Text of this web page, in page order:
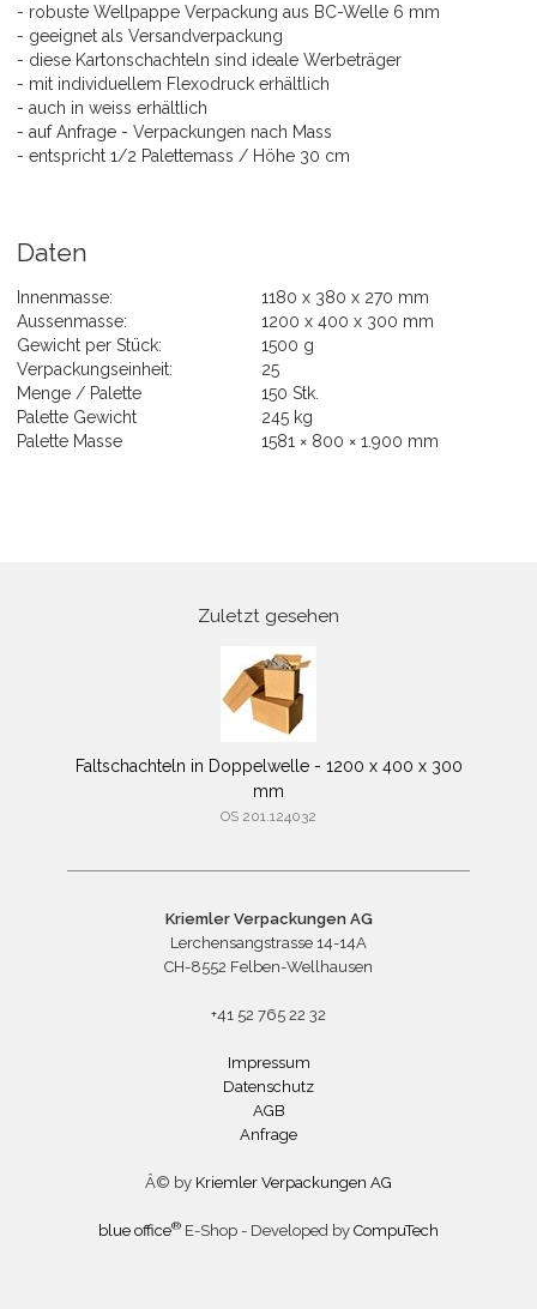
- robuste Wellpappe Verpackung aus BC-Welle 6 mm
- geeignet als Versandverpackung
- diese Kartonschachteln sind ideale Werbeträger
- mit individuellem Flexodruck erhältlich
- auch in weiss erhältlich
- auf Anfrage - Verpackungen nach Mass
- entspricht 1/2 Palettemass / Höhe 30 cm
Daten
Innenmasse:
1180 x 380 x 270 mm
Aussenmasse:
1200 x 400 x 300 mm
Gewicht per Stück:
1500 g
Verpackungseinheit:
25
Menge / Palette
150 Stk.
Palette Gewicht
245 kg
Palette Masse
1581 × 800 × 1.900 mm
Zuletzt gesehen
Faltschachteln in Doppelwelle - 1200 x 400 x 300
mm
OS 201.124032
Kriemler Verpackungen AG
Lerchensangstrasse 14-14A
CH-8552 Felben-Wellhausen
+41 52 765 22 32
Impressum
Datenschutz
AGB
Anfrage
Â© by Kriemler Verpackungen AG
blue office® E-Shop - Developed by CompuTech